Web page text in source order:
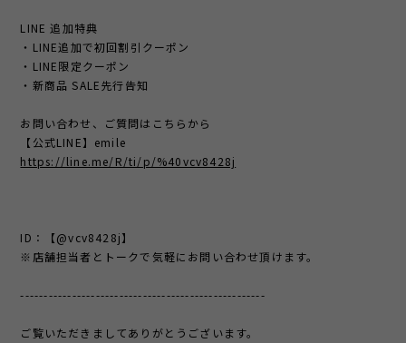
LINE 追加特典
・LINE追加で初回割引クーポン
・LINE限定クーポン
・新商品 SALE先行告知
お問い合わせ、ご質問はこちらから
【公式LINE】emile
https://line.me/R/ti/p/%40vcv8428j
ID：【@vcv8428j】
※店舗担当者とトークで気軽にお問い合わせ頂けます。
----------------------------------------------------
ご覧いただきましてありがとうございます。